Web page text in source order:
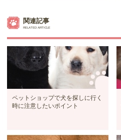
関連記事
RELATED ARTICLE
ペットショップで犬を探しに行く
時に注意したいポイント